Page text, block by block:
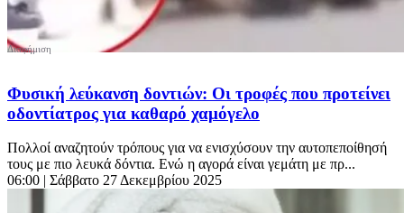
Φυσική λεύκανση δοντιών: Οι τροφές που προτείνει
οδοντίατρος για καθαρό χαμόγελο
Πολλοί αναζητούν τρόπους για να ενισχύσουν την αυτοπεποίθησή
τους με πιο λευκά δόντια. Ενώ η αγορά είναι γεμάτη με πρ...
06:00 | Σάββατο 27 Δεκεμβρίου 2025